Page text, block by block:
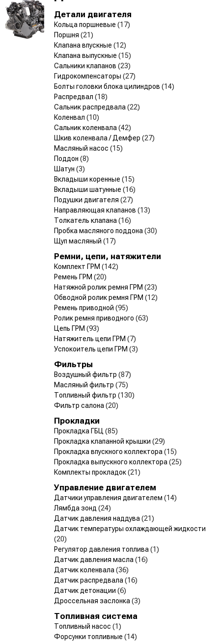
Детали двигателя
Кольца поршневые (17)
Поршня (21)
Клапана впускные (12)
Клапана выпускные (15)
Сальники клапанов (23)
Гидрокомпенсаторы (27)
Болты головки блока цилиндров (14)
Распредвал (18)
Сальник распредвала (22)
Коленвал (10)
Сальник коленвала (42)
Шкив коленвала / Демфер (27)
Масляный насос (15)
Поддон (8)
Шатун (3)
Вкладыши коренные (15)
Вкладыши шатунные (16)
Подушки двигателя (27)
Направляющая клапанов (13)
Толкатель клапана (16)
Пробка масляного поддона (30)
Щуп масляный (17)
Ремни, цепи, натяжители
Комплект ГРМ (142)
Ремень ГРМ (20)
Натяжной ролик ремня ГРМ (23)
Обводной ролик ремня ГРМ (12)
Ремень приводной (95)
Ролик ремня приводного (63)
Цепь ГРМ (93)
Натяжитель цепи ГРМ (7)
Успокоитель цепи ГРМ (3)
Фильтры
Воздушный фильтр (87)
Масляный фильтр (75)
Топливный фильтр (130)
Фильтр салона (20)
Прокладки
Прокладка ГБЦ (85)
Прокладка клапанной крышки (29)
Прокладка впускного коллектора (15)
Прокладка выпускного коллектора (25)
Комплекты прокладок(21)
Управление двигателем
Датчики управления двигателем (14)
Лямбда зонд (24)
Датчик давления наддува (21)
Датчик температуры охлаждающей жидкости
(20)
Регулятор давления топлива (1)
Датчик давления масла (16)
Датчик коленвала (36)
Датчик распредвала (16)
Датчик детонации (6)
Дроссельная заслонка (3)
Топливная система
Топливный насос (1)
Форсунки топливные (14)